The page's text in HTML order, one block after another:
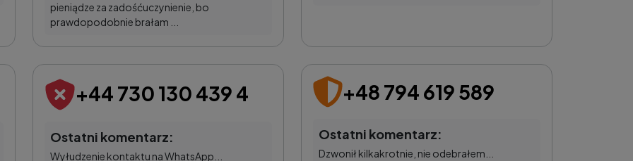
pieniądze za zadośćuczynienie, bo
prawdopodobnie brałam ...
+44 730 130 439 4
Ostatni komentarz:
Wyłudzenie kontaktu na WhatsApp...
+48 794 619 589
Ostatni komentarz:
Dzwonił kilkakrotnie, nie odebrałem...